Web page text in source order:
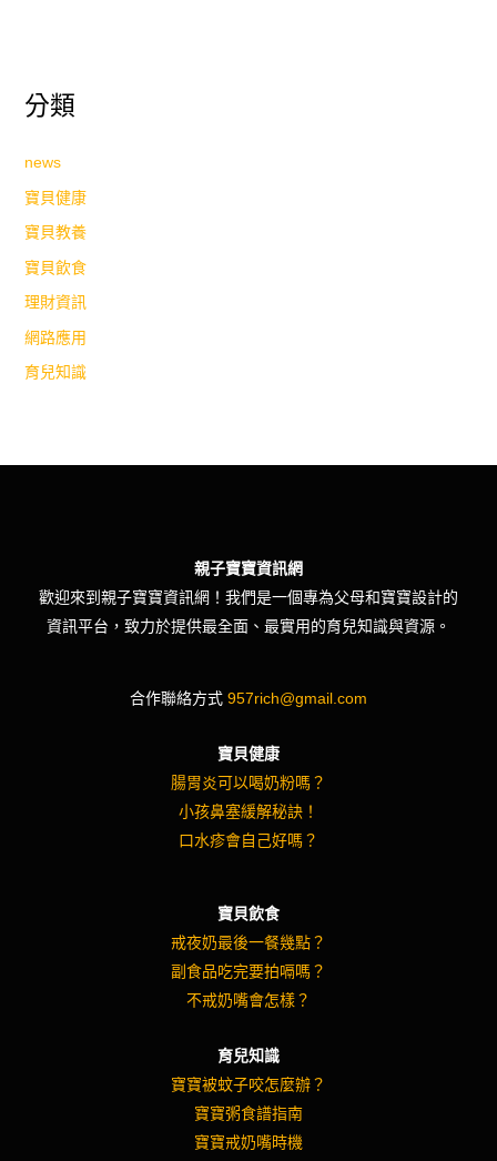
分類
news
寶貝健康
寶貝教養
寶貝飲食
理財資訊
網路應用
育兒知識
親子寶寶資訊網
歡迎來到親子寶寶資訊網！我們是一個專為父母和寶寶設計的
資訊平台，致力於提供最全面、最實用的育兒知識與資源。
合作聯絡方式 957rich@gmail.com
寶貝健康
腸胃炎可以喝奶粉嗎？
小孩鼻塞緩解秘訣！
口水疹會自己好嗎？
寶貝飲食
戒夜奶最後一餐幾點？
副食品吃完要拍嗝嗎？
不戒奶嘴會怎樣？
育兒知識
寶寶被蚊子咬怎麼辦？
寶寶粥食譜指南
寶寶戒奶嘴時機